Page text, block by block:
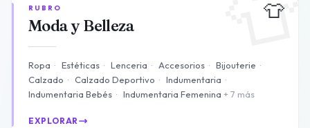
👕
RUBRO
Moda y Belleza
Ropa · Estéticas · Lenceria · Accesorios · Bijouterie ·
Calzado · Calzado Deportivo · Indumentaria ·
Indumentaria Bebés · Indumentaria Femenina + 7 más
EXPLORAR